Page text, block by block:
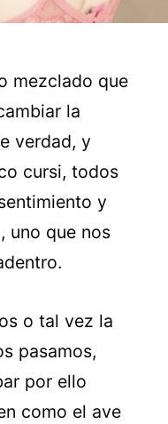
mezclado que
la
verdad, y
cursi, todos
y
uno que nos
o tal vez la
pasamos,
por ello
como el ave